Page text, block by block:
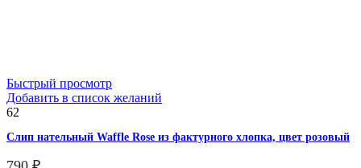
Быстрый просмотр
Добавить в список желаний
62
Слип нательный Waffle Rose из фактурного хлопка, цвет розовый